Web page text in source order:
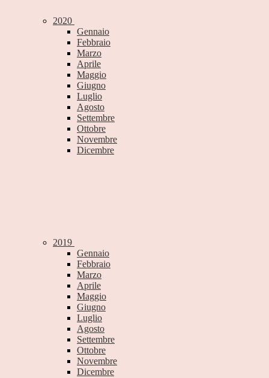
2020
Gennaio
Febbraio
Marzo
Aprile
Maggio
Giugno
Luglio
Agosto
Settembre
Ottobre
Novembre
Dicembre
2019
Gennaio
Febbraio
Marzo
Aprile
Maggio
Giugno
Luglio
Agosto
Settembre
Ottobre
Novembre
Dicembre